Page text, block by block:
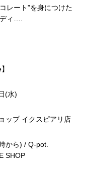
レート”を身につけた
ィ….
(水)
ップ イクスピアリ店
から) / Q-pot.
SHOP